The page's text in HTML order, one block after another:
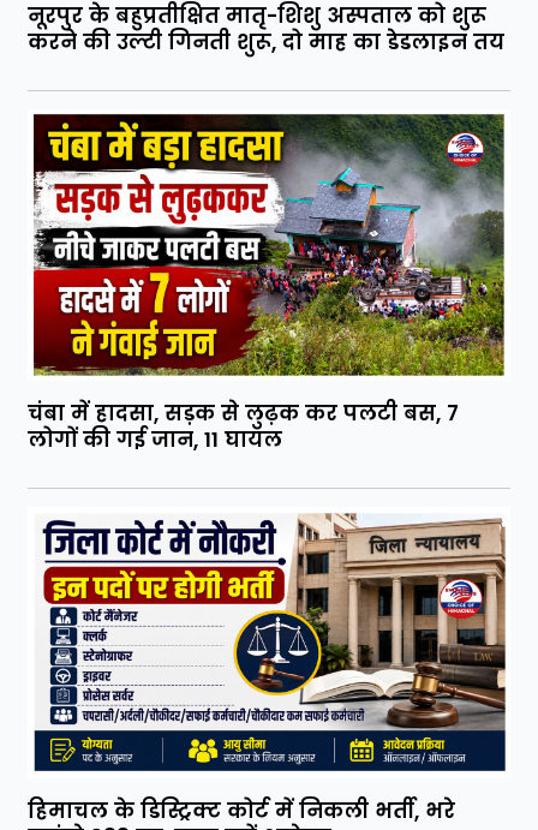
नूरपुर के बहुप्रतीक्षित मातृ-शिशु अस्पताल को शुरू
करने की उल्टी गिनती शुरू, दो माह का डेडलाइन तय
चंबा में हादसा, सड़क से लुढ़क कर पलटी बस, 7
लोगों की गई जान, 11 घायल
हिमाचल के डिस्ट्रिक्ट कोर्ट में निकली भर्ती, भरे